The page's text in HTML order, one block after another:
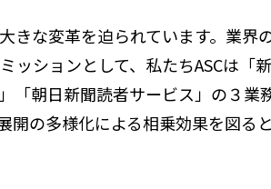
な変革を迫られています。業界
ションとして、私たちASCは「
「朝日新聞読者サービス」の３
の多様化による相乗効果を図る